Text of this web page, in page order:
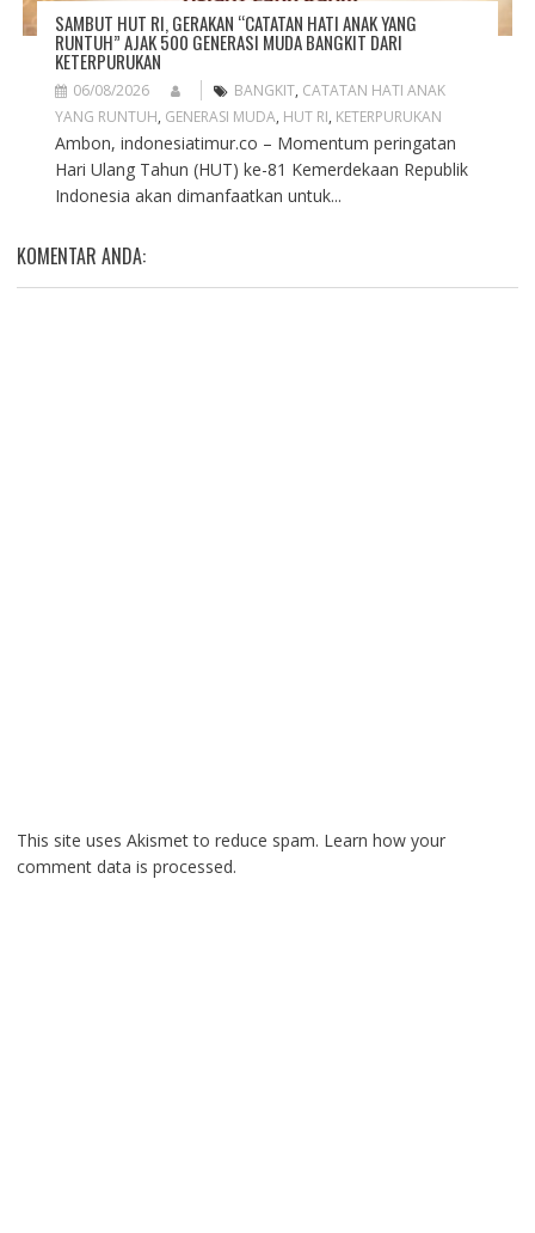
SAMBUT HUT RI, GERAKAN “CATATAN HATI ANAK YANG
RUNTUH” AJAK 500 GENERASI MUDA BANGKIT DARI
KETERPURUKAN
06/08/2026 BANGKIT, CATATAN HATI ANAK
YANG RUNTUH, GENERASI MUDA, HUT RI, KETERPURUKAN
Ambon, indonesiatimur.co – Momentum peringatan
Hari Ulang Tahun (HUT) ke-81 Kemerdekaan Republik
Indonesia akan dimanfaatkan untuk...
KOMENTAR ANDA:
This site uses Akismet to reduce spam. Learn how your
comment data is processed.